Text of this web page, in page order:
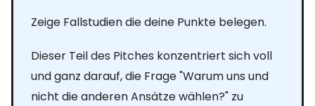
Zeige Fallstudien die deine Punkte belegen.
Dieser Teil des Pitches konzentriert sich voll
und ganz darauf, die Frage "Warum uns und
nicht die anderen Ansätze wählen?" zu